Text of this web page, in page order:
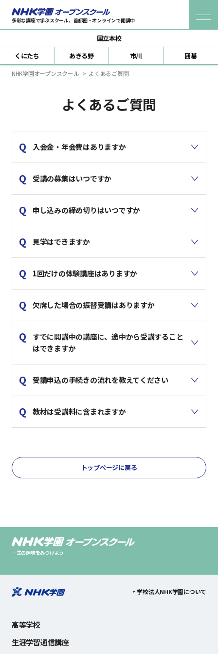
多彩な講座で学ぶスクール、首都圏・オンラインで開講中
受講までの流れ
新規会員登録
自宅で学べる 生涯学習通信講座
どこからでも学べるオンライン教室
国立本校
くにたち
あきる野 市川 囲碁
NHK学園オープンスクール よくあるご質問
よくあるご質問
入会金・年会費はありますか
受講の募集はいつですか
申し込みの締め切りはいつですか
見学はできますか
1回だけの体験講座はありますか
欠席した場合の振替受講はありますか
すでに開講中の講座に、途中から受講すること
はできますか
受講申込の手続きの流れを教えてください
教材は受講料に含まれますか
トップページに戻る
一生の趣味をみつけよう
学校法人NHK学園について
高等学校
生涯学習通信講座